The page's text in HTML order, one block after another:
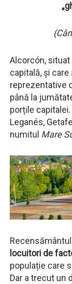
Alcorcón,
capitală, și
reprezentative
până la
porțile
Leganés,
numitul Mare
locuitori de
populație care
Dar a trecut un